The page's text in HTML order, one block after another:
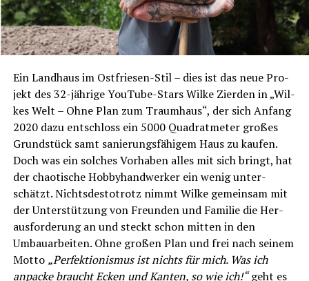
Ein Land­haus im Ost­frie­sen-Stil – dies ist das neue Pro­
jekt des 32-jäh­ri­ge You­Tube-Stars Wil­ke Zier­den in „Wil­
kes Welt – Ohne Plan zum Traum­haus“, der sich Anfang
2020 dazu ent­schloss ein 5000 Qua­drat­me­ter gro­ßes
Grund­stück samt sanie­rungs­fä­hi­gem Haus zu kau­fen.
Doch was ein sol­ches Vor­ha­ben alles mit sich bringt, hat
der chao­ti­sche Hob­by­hand­wer­ker ein wenig unter­
schätzt. Nichts­des­to­trotz nimmt Wil­ke gemein­sam mit
der Unter­stüt­zung von Freun­den und Fami­lie die Her­
aus­for­de­rung an und steckt schon mit­ten in den
Umbau­ar­bei­ten. Ohne gro­ßen Plan und frei nach sei­nem
Mot­to „Per­fek­tio­nis­mus ist nichts für mich. Was ich
anpa­cke braucht Ecken und Kan­ten, so wie ich!“geht es